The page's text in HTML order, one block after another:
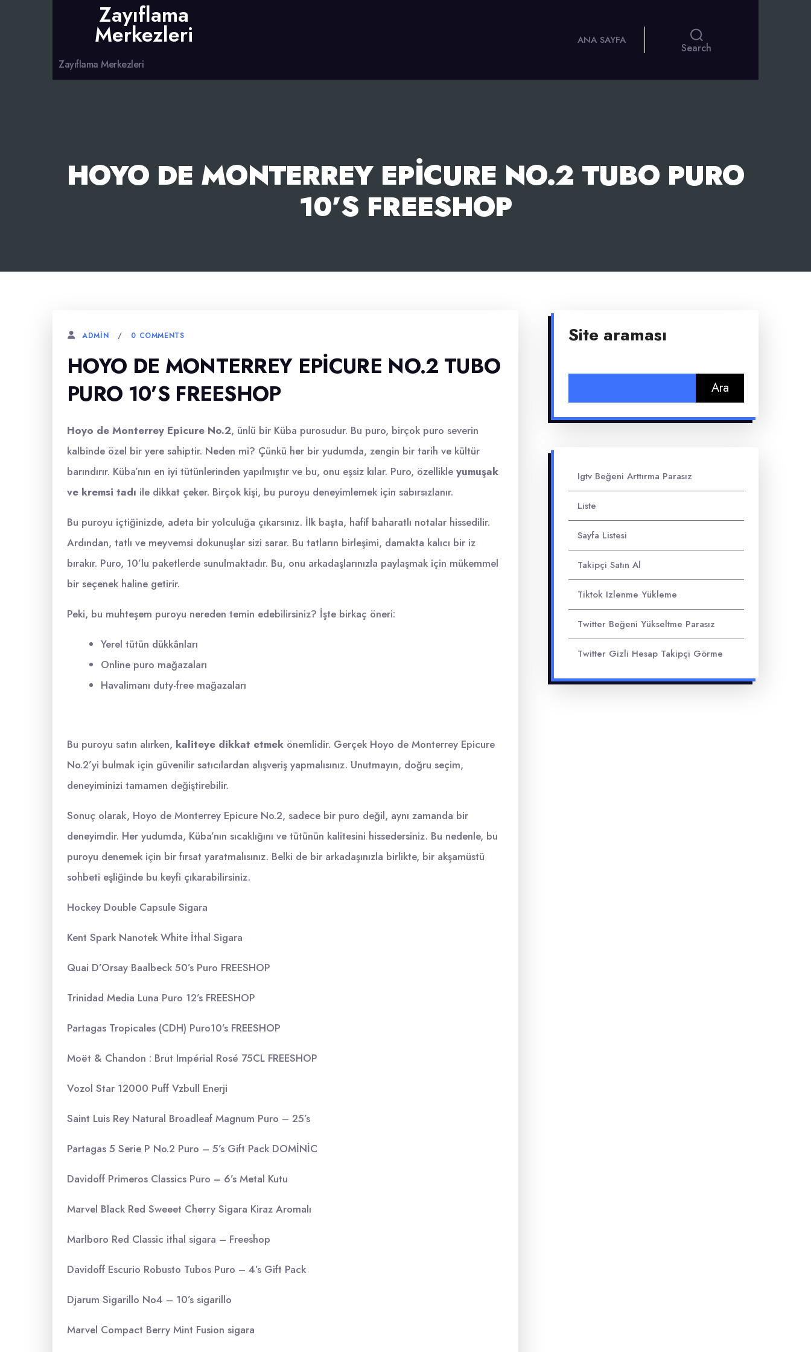
Zayıflama
Merkezleri
Zayıflama Merkezleri
ANA SAYFA
Search
HOYO DE MONTERREY EPICURE NO.2 TUBO PURO
10’S FREESHOP
ADMIN 0 COMMENTS
HOYO DE MONTERREY EPICURE NO.2 TUBO
PURO 10’S FREESHOP
Hoyo de Monterrey Epicure No.2, ünlü bir Küba purosudur. Bu puro, birçok puro severin
kalbinde özel bir yere sahiptir. Neden mi? Çünkü her bir yudumda, zengin bir tarih ve kültür
barındırır. Küba’nın en iyi tütünlerinden yapılmıştır ve bu, onu eşsiz kılar. Puro, özellikle yumuşak
ve kremsi tadı ile dikkat çeker. Birçok kişi, bu puroyu deneyimlemek için sabırsızlanır.
Bu puroyu içtiğinizde, adeta bir yolculuğa çıkarsınız. İlk başta, hafif baharatlı notalar hissedilir.
Ardından, tatlı ve meyvemsi dokunuşlar sizi sarar. Bu tatların birleşimi, damakta kalıcı bir iz
bırakır. Puro, 10’lu paketlerde sunulmaktadır. Bu, onu arkadaşlarınızla paylaşmak için mükemmel
bir seçenek haline getirir.
Peki, bu muhteşem puroyu nereden temin edebilirsiniz? İşte birkaç öneri:
Yerel tütün dükkânları
Online puro mağazaları
Havalimanı duty-free mağazaları
Bu puroyu satın alırken, kaliteye dikkat etmek önemlidir. Gerçek Hoyo de Monterrey Epicure
No.2’yi bulmak için güvenilir satıcılardan alışveriş yapmalısınız. Unutmayın, doğru seçim,
deneyiminizi tamamen değiştirebilir.
Sonuç olarak, Hoyo de Monterrey Epicure No.2, sadece bir puro değil, aynı zamanda bir
deneyimdir. Her yudumda, Küba’nın sıcaklığını ve tütünün kalitesini hissedersiniz. Bu nedenle, bu
puroyu denemek için bir fırsat yaratmalısınız. Belki de bir arkadaşınızla birlikte, bir akşamüstü
sohbeti eşliğinde bu keyfi çıkarabilirsiniz.
Hockey Double Capsule Sigara
Kent Spark Nanotek White İthal Sigara
Quai D’Orsay Baalbeck 50’s Puro FREESHOP
Trinidad Media Luna Puro 12’s FREESHOP
Partagas Tropicales (CDH) Puro10’s FREESHOP
Moët & Chandon : Brut Impérial Rosé 75CL FREESHOP
Vozol Star 12000 Puff Vzbull Enerji
Saint Luis Rey Natural Broadleaf Magnum Puro – 25’s
Partagas 5 Serie P No.2 Puro – 5’s Gift Pack DOMİNİC
Davidoff Primeros Classics Puro – 6’s Metal Kutu
Marvel Black Red Sweeet Cherry Sigara Kiraz Aromalı
Marlboro Red Classic ithal sigara – Freeshop
Davidoff Escurio Robusto Tubos Puro – 4’s Gift Pack
Djarum Sigarillo No4 – 10’s sigarillo
Marvel Compact Berry Mint Fusion sigara
Site araması
Igtv Beğeni Arttırma Parasız
Liste
Sayfa Listesi
Takipçi Satın Al
Tiktok Izlenme Yükleme
Twitter Beğeni Yükseltme Parasız
Twitter Gizli Hesap Takipçi Görme